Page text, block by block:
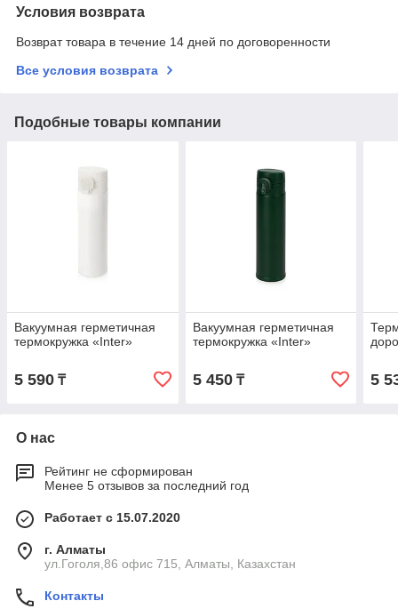
Условия возврата
Возврат товара в течение 14 дней по договоренности
Все условия возврата
Подобные товары компании
Вакуумная герметичная
термокружка «Inter»
5 590 ₸
Вакуумная герметичная
термокружка «Inter»
5 450₸ 5
О нас
Рейтинг не сформирован
Менее 5 отзывов за последний год
Работает с 15.07.2020
г. Алматы
ул.Гоголя,86 офис 715, Алматы, Казахстан
Контакты